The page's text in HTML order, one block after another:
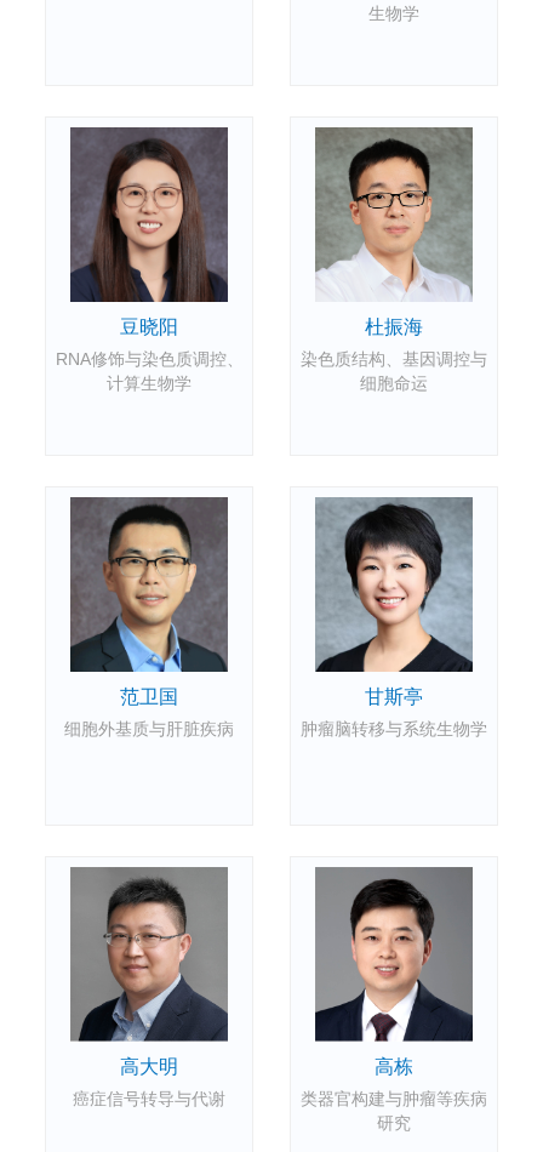
生物学
豆晓阳
RNA修饰与染色质调控、
计算生物学
杜振海
染色质结构、基因调控与
细胞命运
范卫国
细胞外基质与肝脏疾病
甘斯亭
肿瘤脑转移与系统生物学
高大明
癌症信号转导与代谢
高栋
类器官构建与肿瘤等疾病
研究